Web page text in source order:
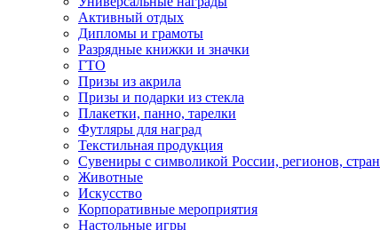
Активный отдых
Дипломы и грамоты
Разрядные книжки и значки
ГТО
Призы из акрила
Призы и подарки из стекла
Плакетки, панно, тарелки
Футляры для наград
Текстильная продукция
Сувениры с символикой России, регионов, стран
Животные
Искусство
Корпоративные мероприятия
Настольные игры